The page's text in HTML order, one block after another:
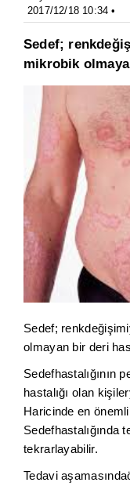
2017/12/18 10:34 •
Sedef;
mikrobik
Sedef;
olmayan bir deri
Sedefhastalığının
hastalığı olan
Haricinde en
Sedefhastalığında
tekrarlayabilir.
Tedavi